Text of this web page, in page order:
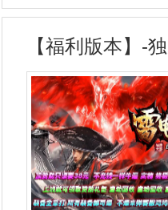
【福利版本】-